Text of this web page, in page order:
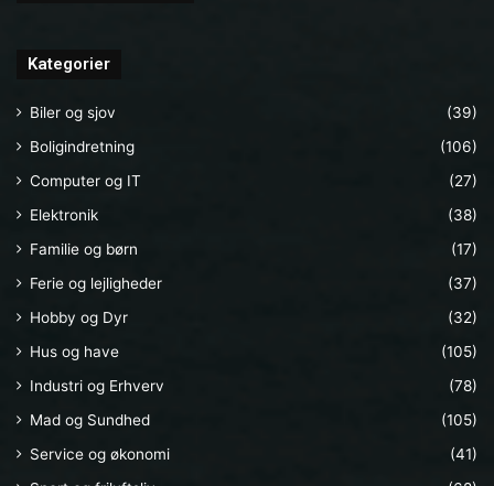
Kategorier
Biler og sjov
(39)
Boligindretning
(106)
Computer og IT
(27)
Elektronik
(38)
Familie og børn
(17)
Ferie og lejligheder
(37)
Hobby og Dyr
(32)
Hus og have
(105)
Industri og Erhverv
(78)
Mad og Sundhed
(105)
Service og økonomi
(41)